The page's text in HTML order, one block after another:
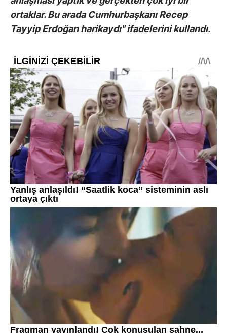
ortaklar. Bu arada Cumhurbaşkanı Recep
Tayyip Erdoğan harikaydı" ifadelerini kullandı.